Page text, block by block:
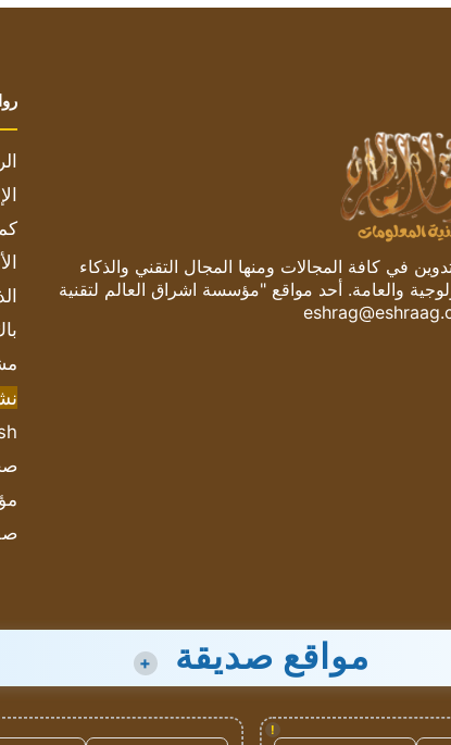
في كافة المجالات ومنها المجال التقني والذكاء
والعامة. أحد مواقع "مؤسسة اشراق العالم لتقنية
مواقع صديقة +
!